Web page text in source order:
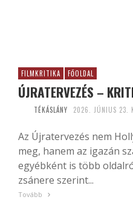
FILMKRITIKA FŐOLDAL
ÚJRATERVEZÉS –
TÉKÁSLÁNY 2026. JÚNIUS 23.
Az Újratervezés nem
meg, hanem az igazán
egyébként is több
zsánere szerint...
Tovább